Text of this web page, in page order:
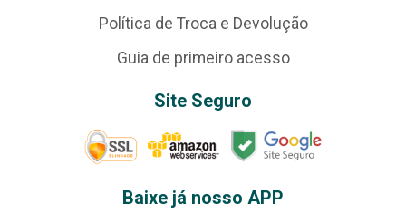
Política de Troca e Devolução
Guia de primeiro acesso
Site Seguro
Baixe já nosso APP